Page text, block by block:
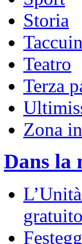
Storia
Teatro
Terza
Zona
Dans la
gratuito